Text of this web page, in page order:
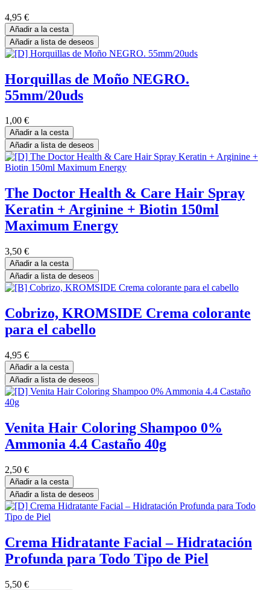
4,95 €
Añadir a la cesta
Añadir a lista de deseos
Horquillas de Moño NEGRO.
55mm/20uds
1,00 €
Añadir a la cesta
Añadir a lista de deseos
The Doctor Health & Care Hair Spray
Keratin + Arginine + Biotin 150ml
Maximum Energy
3,50 €
Añadir a la cesta
Añadir a lista de deseos
Cobrizo, KROMSIDE Crema colorante
para el cabello
4,95 €
Añadir a la cesta
Añadir a lista de deseos
Venita Hair Coloring Shampoo 0%
Ammonia 4.4 Castaño 40g
2,50 €
Añadir a la cesta
Añadir a lista de deseos
Crema Hidratante Facial – Hidratación
Profunda para Todo Tipo de Piel
5,50 €